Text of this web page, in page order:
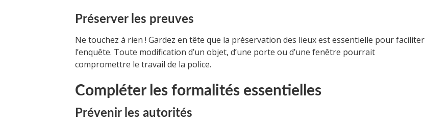
Préserver les preuves
Ne touchez à rien ! Gardez en tête que la préservation des lieux est essentielle pour faciliter
l’enquête. Toute modification d’un objet, d’une porte ou d’une fenêtre pourrait
compromettre le travail de la police.
Compléter les formalités essentielles
Prévenir les autorités